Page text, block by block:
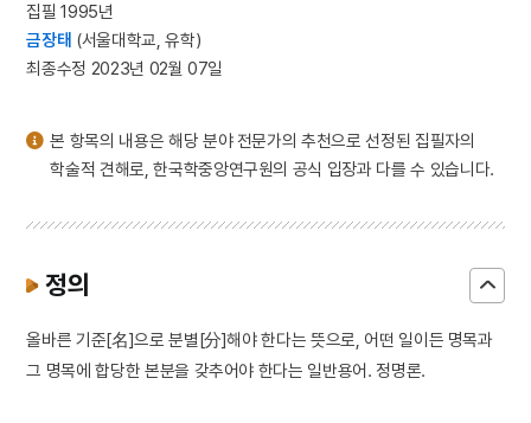
7
8
김동한
10
김지경
집필 1995년
금장태 (서울대학교, 유학)
최종수정 2023년 02월 07일
본 항목의 내용은 해당 분야 전문가의 추천으로 선정된 집필자의
학술적 견해로, 한국학중앙연구원의 공식 입장과 다를 수 있습니다.
정의
올바른 기준[名]으로 분별[分]해야 한다는 뜻으로, 어떤 일이든 명목과
그 명목에 합당한 본분을 갖추어야 한다는 일반용어. 정명론.